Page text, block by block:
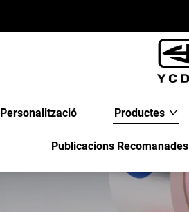
Personalització Productes
Publicacions Recomanades